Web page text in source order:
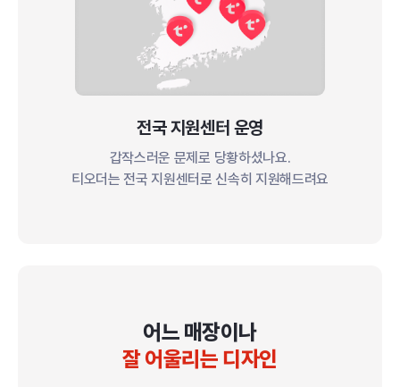
전국 지원센터 운영
갑작스러운 문제로 당황하셨나요.
티오더는 전국 지원센터로 신속히 지원해드려요
어느 매장이나
잘 어울리는 디자인